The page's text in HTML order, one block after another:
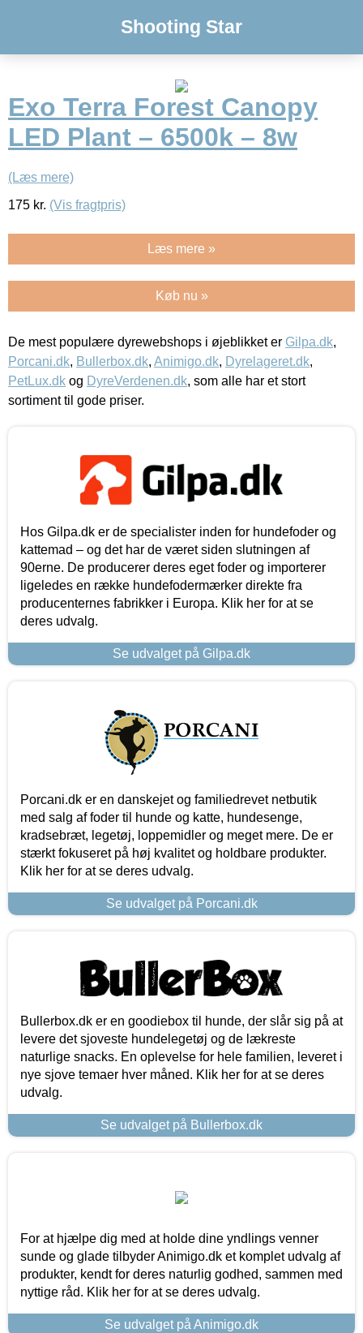
Shooting Star
Exo Terra Forest Canopy
LED Plant – 6500k – 8w
(Læs mere)
175 kr. (Vis fragtpris)
Læs mere »
Køb nu »
De mest populære dyrewebshops i øjeblikket er Gilpa.dk,
Porcani.dk, Bullerbox.dk, Animigo.dk, Dyrelageret.dk,
PetLux.dk og DyreVerdenen.dk, som alle har et stort
sortiment til gode priser.
Hos Gilpa.dk er de specialister inden for hundefoder og
kattemad – og det har de været siden slutningen af
90erne. De producerer deres eget foder og importerer
ligeledes en række hundefodermærker direkte fra
producenternes fabrikker i Europa. Klik her for at se
deres udvalg.
Se udvalget på Gilpa.dk
Porcani.dk er en danskejet og familiedrevet netbutik
med salg af foder til hunde og katte, hundesenge,
kradsebræt, legetøj, loppemidler og meget mere. De er
stærkt fokuseret på høj kvalitet og holdbare produkter.
Klik her for at se deres udvalg.
Se udvalget på Porcani.dk
Bullerbox.dk er en goodiebox til hunde, der slår sig på at
levere det sjoveste hundelegetøj og de lækreste
naturlige snacks. En oplevelse for hele familien, leveret i
nye sjove temaer hver måned. Klik her for at se deres
udvalg.
Se udvalget på Bullerbox.dk
For at hjælpe dig med at holde dine yndlings venner
sunde og glade tilbyder Animigo.dk et komplet udvalg af
produkter, kendt for deres naturlig godhed, sammen med
nyttige råd. Klik her for at se deres udvalg.
Se udvalget på Animigo.dk